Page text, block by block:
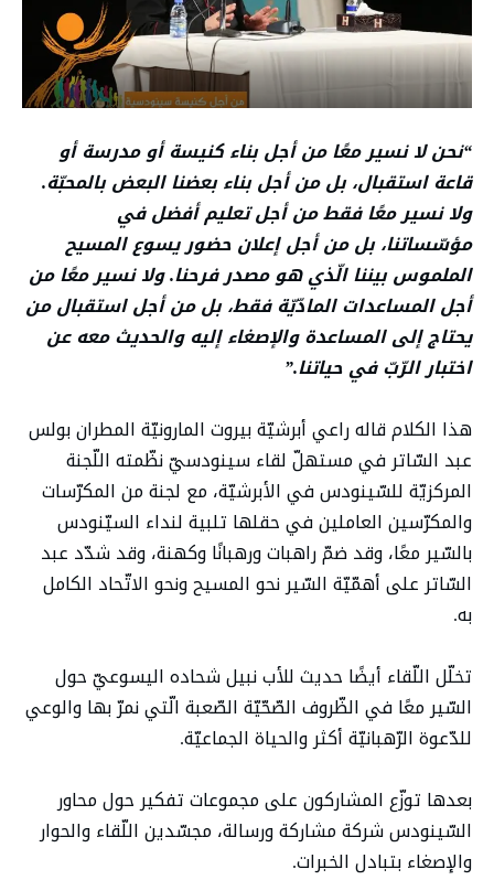
“نحن لا نسير معًا من أجل بناء كنيسة أو مدرسة أو
قاعة استقبال، بل من أجل بناء بعضنا البعض بالمحبّة.
ولا نسير معًا فقط من أجل تعليم أفضل في
مؤسّساتنا، بل من أجل إعلان حضور يسوع المسيح
الملموس بيننا الّذي هو مصدر فرحنا. ولا نسير معًا من
أجل المساعدات المادّيّة فقط، بل من أجل استقبال من
يحتاج إلى المساعدة والإصغاء إليه والحديث معه عن
اختبار الرّبّ في حياتنا.”
هذا الكلام قاله راعي أبرشيّة بيروت المارونيّة المطران بولس
عبد السّاتر في مستهلّ لقاء سينودسيّ نظّمته اللّجنة
المركزيّة للسّينودس في الأبرشيّة، مع لجنة من المكرّسات
والمكرّسين العاملين في حقلها تلبية لنداء السيّنودس
بالسّير معًا، وقد ضمّ راهبات ورهبانًا وكهنة، وقد شدّد عبد
السّاتر على أهمّيّة السّير نحو المسيح ونحو الاتّحاد الكامل
به.
تخلّل اللّقاء أيضًا حديث للأب نبيل شحاده اليسوعيّ حول
السّير معًا في الظّروف الصّحّيّة الصّعبة الّتي نمرّ بها والوعي
للدّعوة الرّهبانيّة أكثر والحياة الجماعيّة.
بعدها توزّع المشاركون على مجموعات تفكير حول محاور
السّينودس شركة مشاركة ورسالة، مجسّدين اللّقاء والحوار
والإصغاء بتبادل الخبرات.